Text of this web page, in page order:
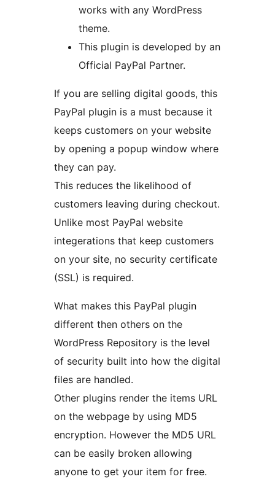
works with any WordPress
theme.
This plugin is developed by an
Official PayPal Partner.
If you are selling digital goods, this
PayPal plugin is a must because it
keeps customers on your website
by opening a popup window where
they can pay.
This reduces the likelihood of
customers leaving during checkout.
Unlike most PayPal website
integerations that keep customers
on your site, no security certificate
(SSL) is required.
What makes this PayPal plugin
different then others on the
WordPress Repository is the level
of security built into how the digital
files are handled.
Other plugins render the items URL
on the webpage by using MD5
encryption. However the MD5 URL
can be easily broken allowing
anyone to get your item for free.